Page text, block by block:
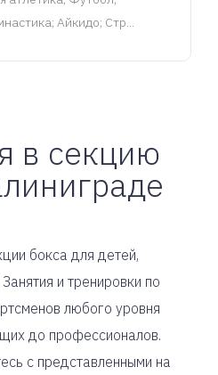
Айкидо; Стр...
в секцию
бокса для детей,
и тренировки по
любого уровня
до профессионалов.
с представленными на